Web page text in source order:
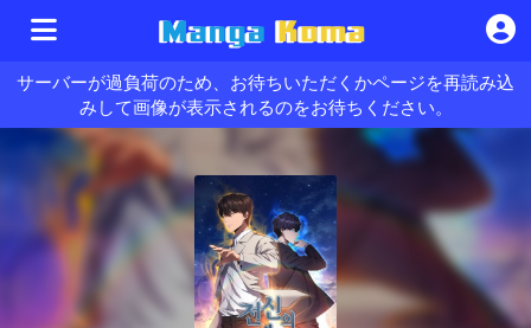
サーバーが過負荷のため、お待ちいただくかページを再読み込
みして画像が表示されるのをお待ちください。